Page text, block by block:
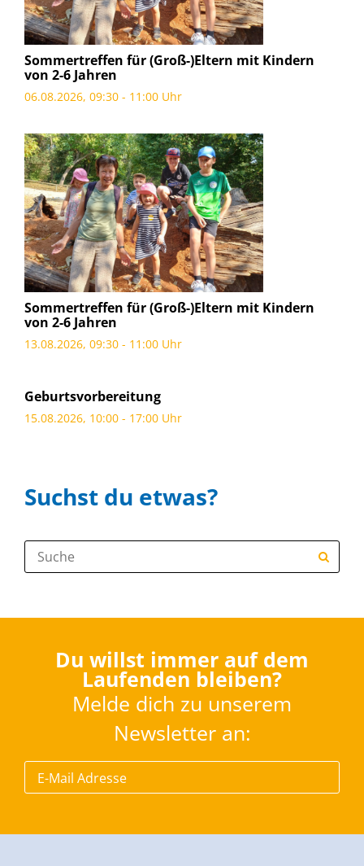
Sommertreffen für (Groß-)Eltern mit Kindern
von 2-6 Jahren
06.08.2026, 09:30 - 11:00 Uhr
Sommertreffen für (Groß-)Eltern mit Kindern
von 2-6 Jahren
13.08.2026, 09:30 - 11:00 Uhr
Geburtsvorbereitung
15.08.2026, 10:00 - 17:00 Uhr
Suchst du etwas?
Suche:
Du willst immer auf dem
Laufenden bleiben?
Melde dich zu unserem
Newsletter an: